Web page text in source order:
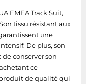
EMEA Track Suit,
tissu résistant aux
une
De plus, son
conserver son
ce
de qualité qui